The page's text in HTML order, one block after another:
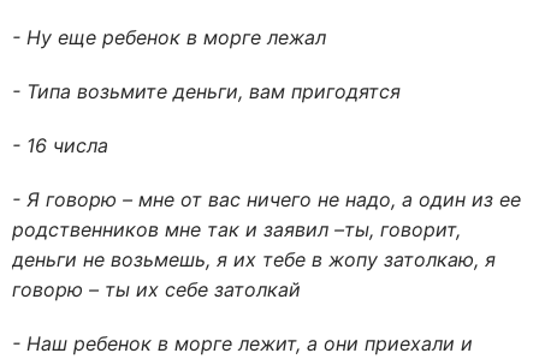
- Ну еще ребенок в морге лежал
- Типа возьмите деньги, вам пригодятся
- 16 числа
- Я говорю – мне от вас ничего не надо, а один из ее
родственников мне так и заявил –ты, говорит,
деньги не возьмешь, я их тебе в жопу затолкаю, я
говорю – ты их себе затолкай
- Наш ребенок в морге лежит, а они приехали и